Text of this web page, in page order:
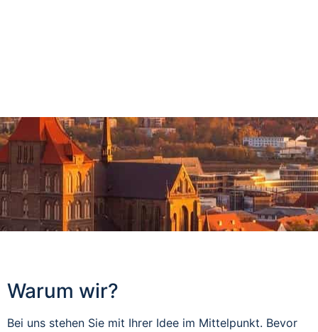
Warum wir?
Bei uns stehen Sie mit Ihrer Idee im Mittelpunkt. Bevor